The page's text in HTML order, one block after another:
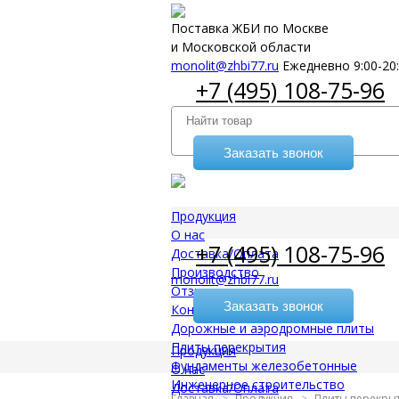
Поставка ЖБИ по Москве
и Московской области
monolit@zhbi77.ru Ежедневно 9:00-
+7 (495) 108-75-96
Заказать звонок
Продукция
О нас
Доставка/Оплата
Производство
Отзывы
Контакты
Дорожные и аэродромные плиты
Плиты перекрытия
Фундаменты железобетонные
Инженерное строительство
+7 (495) 108-75-96
monolit@zhbi77.ru
Заказать звонок
Продукция
О нас
Доставка/Оплата